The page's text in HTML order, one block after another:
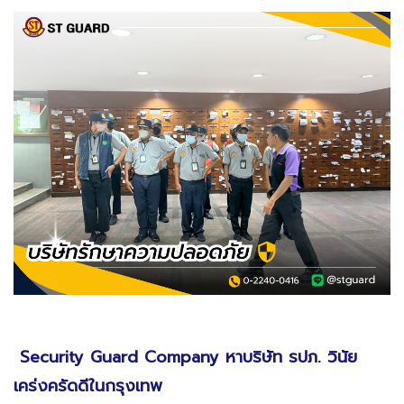
Security Guard Company หาบริษัท รปภ. วินัย
เคร่งครัดดีในกรุงเทพ